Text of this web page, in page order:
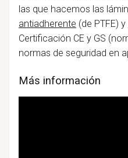
las que hacemos las
antiadherente (de PTFE) y
Certificación CE y GS
normas de seguridad en
Más información